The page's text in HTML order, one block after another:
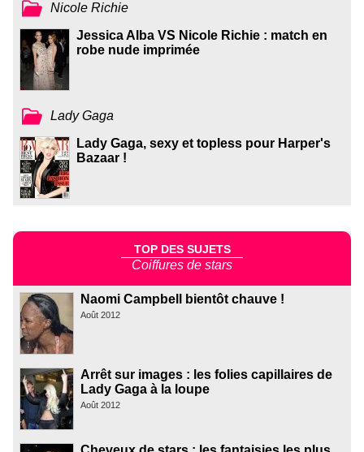
Nicole Richie
Jessica Alba VS Nicole Richie : match en
robe nude imprimée
Lady Gaga
Lady Gaga, sexy et topless pour Harper's
Bazaar !
TOP DES SUJETS
Coiffures de stars
Naomi Campbell bientôt chauve !
Août 2012
Arrêt sur images : les folies capillaires de
Lady Gaga à la loupe
Août 2012